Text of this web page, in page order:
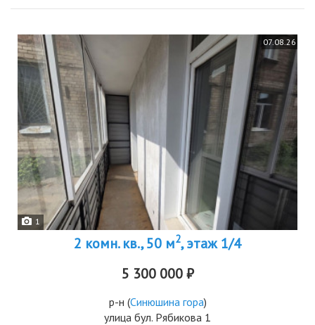
07.08.26
1
2 комн. кв., 50 м2, этаж 1/4
5 300 000 ₽
р-н (Синюшина гора)
улица бул. Рябикова 1